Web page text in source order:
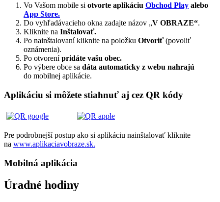
Vo Vašom mobile si otvorte aplikáciu Obchod Play alebo
App Store.
Do vyhľadávacieho okna zadajte názov „V OBRAZE“.
Kliknite na Inštalovať.
Po nainštalovaní kliknite na položku Otvoriť(povoliť
oznámenia).
Po otvorenípridáte vašu obec.
Po výbere obce sa dáta automaticky z webu nahrajú
do mobilnej aplikácie.
Aplikáciu si môžete stiahnuť aj cez QR kódy
Pre podrobnejší postup ako si aplikáciu nainštalovať kliknite
na www.aplikaciavobraze.sk.
Mobilná aplikácia
Úradné hodiny